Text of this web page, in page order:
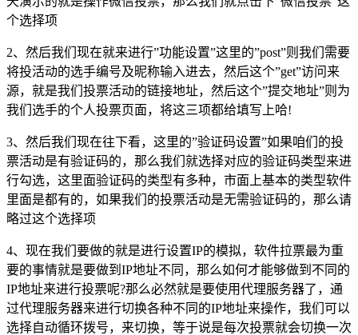
个选择项
2、然后我们现在就来进行”功能设置”这里的”post”则我们需要
将投活动的选手编号及昵称输入进去，然后这个”get”访问来
源，就是我们投票活动的链接地址，然后这个”提交地址”则为
我们选手的个人投票页面，将这三项都给填写上哈!
3、然后我们现在往下看，这里的”验证码设置”如果咱们的投
票活动是有验证码的，那么我们就选择对应的验证码类型来进
行勾选，这里面验证码的类型有多种，市面上基本的类型软件
里面是都有的，如果我们的投票活动是无需验证码的，那么请
略过这个选择项
4、现在我们要做的就是进行设置IP的模拟，软件拉票最为重
要的事情就是要做到IP地址不同，那么如何才能够做到不同的
IP地址来进行投票呢?那么必然就是要使用代理服务器了，通
过代理服务器来进行切换各种不同的IP地址来操作，我们可以
选择自动循环拨号，来切换，等于说是每次投票就会切换一次